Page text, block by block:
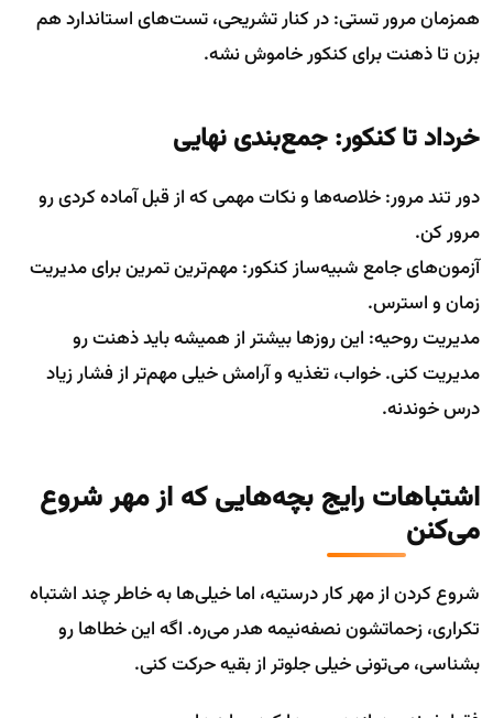
همزمان مرور تستی: در کنار تشریحی، تست‌های استاندارد هم
بزن تا ذهنت برای کنکور خاموش نشه.
خرداد تا کنکور: جمع‌بندی نهایی
دور تند مرور: خلاصه‌ها و نکات مهمی که از قبل آماده کردی رو
مرور کن.
آزمون‌های جامع شبیه‌ساز کنکور: مهم‌ترین تمرین برای مدیریت
زمان و استرس.
مدیریت روحیه: این روزها بیشتر از همیشه باید ذهنت رو
مدیریت کنی. خواب، تغذیه و آرامش خیلی مهم‌تر از فشار زیاد
درس خوندنه.
اشتباهات رایج بچه‌هایی که از مهر شروع
می‌کنن
شروع کردن از مهر کار درستیه، اما خیلی‌ها به خاطر چند اشتباه
تکراری، زحماتشون نصفه‌نیمه هدر می‌ره. اگه این خطاها رو
بشناسی، می‌تونی خیلی جلوتر از بقیه حرکت کنی.